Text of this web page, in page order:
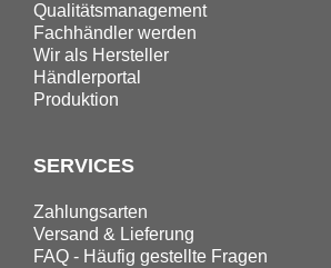
Qualitätsmanagement
Fachhändler werden
Wir als Hersteller
Händlerportal
Produktion
SERVICES
Zahlungsarten
Versand & Lieferung
FAQ - Häufig gestellte Fragen